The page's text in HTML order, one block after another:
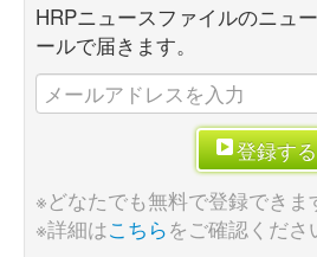
HRPニュースファイルのニュ
ールで届きます。
登録する
※どなたでも無料で登録できま
※詳細はこちらをご確認くださ